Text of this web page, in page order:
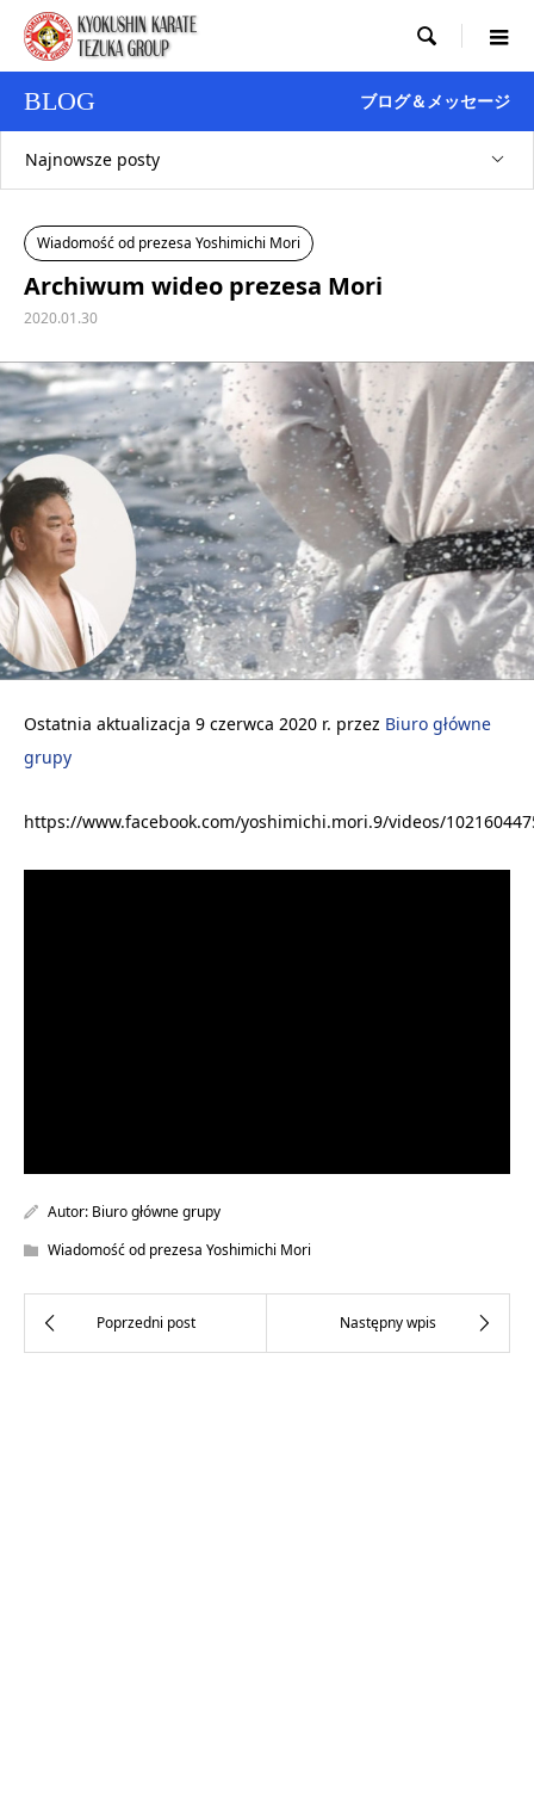

BLOG ブログ＆メッセージ
Najnowsze posty
Wiadomość od prezesa Yoshimichi Mori
Archiwum wideo prezesa Mori
2020.01.30
Ostatnia aktualizacja 9 czerwca 2020 r. przez Biuro główne
grupy
https://www.facebook.com/yoshimichi.mori.9/videos/
Autor: Biuro główne grupy
Wiadomość od prezesa Yoshimichi Mori